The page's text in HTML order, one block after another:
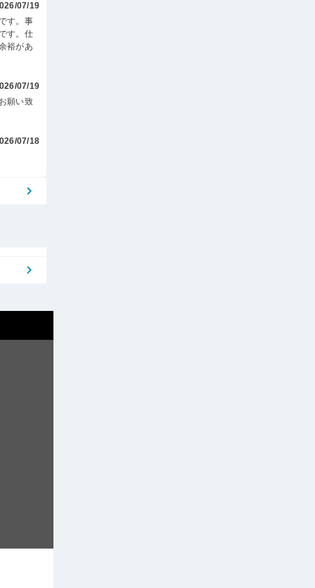
07/19
す。事
す。仕
裕があ
07/19
願い致
07/18